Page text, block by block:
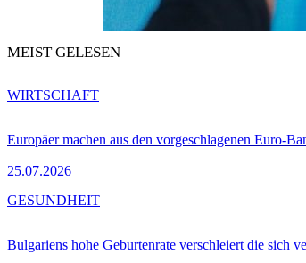
MEIST GELESEN
Europäer machen aus den vorgeschlagenen Euro-
25.07.2026
WIRTSCHAFT
Bulgariens hohe Geburtenrate verschleiert die sich
GESUNDHEIT